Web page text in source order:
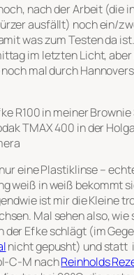
nach der Arbeit (die
ausfällt) noch ein/
was zum Testen da
im letzten Licht,
mal durch
R100 in meiner
TMAX 400 in der
eine Plastiklinse –
weiß in weiß bekommt
ist mir die Kleine
Mal sehen also, wie
der Efke schlägt (im
nicht gepusht) und statt
C-M nachReinholds